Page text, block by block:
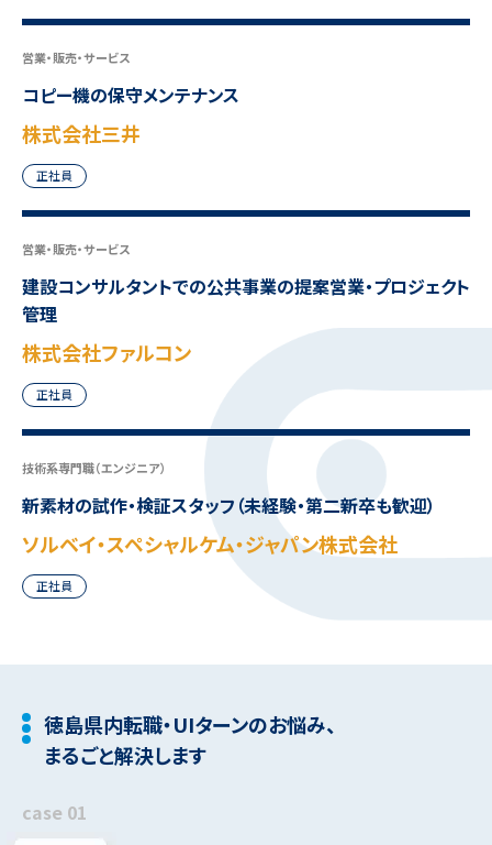
営業・販売・サービス
コピー機の保守メンテナンス
株式会社三井
正社員
営業・販売・サービス
建設コンサルタントでの公共事業の提案営業・プロジェクト
管理
株式会社ファルコン
正社員
技術系専門職（エンジニア）
新素材の試作・検証スタッフ（未経験・第二新卒も歓迎）
ソルベイ・スペシャルケム・ジャパン株式会社
正社員
徳島県内転職・UIターンのお悩み、
まるごと解決します